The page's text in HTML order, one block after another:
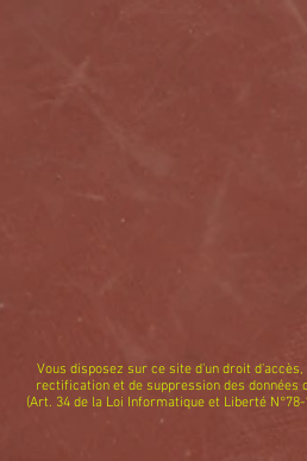
Vous disposez sur ce site d'un droit
rectification et de suppression des données
(Art. 34 de la Loi Informatique et Liberté